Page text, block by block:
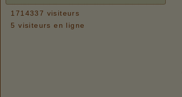
1714337 visiteurs
5 visiteurs en ligne